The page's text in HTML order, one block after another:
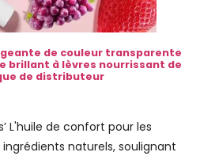
de couleur transparente
brillant à lèvres nourrissant de
de distributeur
L'huile de confort pour les
ingrédients naturels, soulignant